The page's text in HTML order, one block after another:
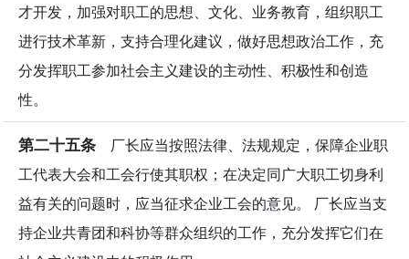
才开发，加强对职工的思想、文化、业务教育，组织职工
进行技术革新，支持合理化建议，做好思想政治工作，充
分发挥职工参加社会主义建设的主动性、积极性和创造
性。
第二十五条 厂长应当按照法律、法规规定，保障企业职
工代表大会和工会行使其职权；在决定同广大职工切身利
益有关的问题时，应当征求企业工会的意见。 厂长应当支
持企业共青团和科协等群众组织的工作，充分发挥它们在